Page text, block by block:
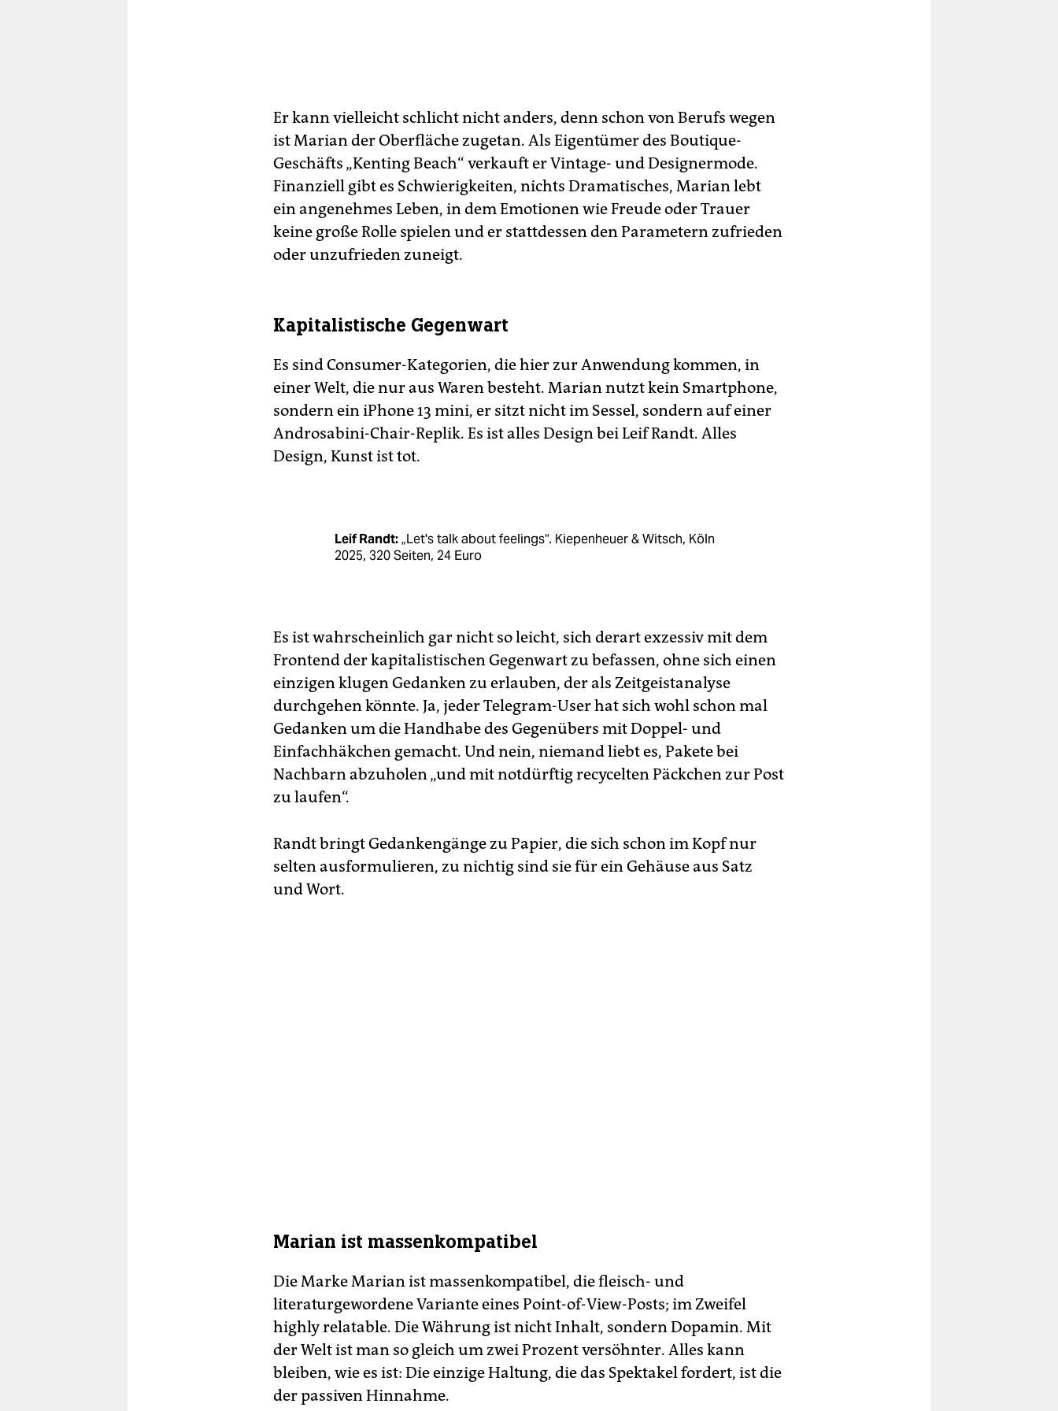
Er kann vielleicht schlicht nicht anders, denn schon von Berufs wegen
ist Marian der Oberfläche zugetan. Als Eigentümer des Boutique-
Geschäfts „Kenting Beach“ verkauft er Vintage- und Designermode.
Finanziell gibt es Schwierigkeiten, nichts Dramatisches, Marian lebt
ein angenehmes Leben, in dem Emotionen wie Freude oder Trauer
keine große Rolle spielen und er stattdessen den Parametern zufrieden
oder unzufrieden zuneigt.
Kapitalistische Gegenwart
Es sind Consumer-Kategorien, die hier zur Anwendung kommen, in
einer Welt, die nur aus Waren besteht. Marian nutzt kein Smartphone,
sondern ein iPhone 13 mini, er sitzt nicht im Sessel, sondern auf einer
Androsabini-Chair-Replik. Es ist alles Design bei Leif Randt. Alles
Design, Kunst ist tot.
Leif Randt:„Let's talk about feelings“. Kiepenheuer & Witsch, Köln
2025, 320 Seiten, 24 Euro
Es ist wahrscheinlich gar nicht so leicht, sich derart exzessiv mit dem
Frontend der kapitalistischen Gegenwart zu befassen, ohne sich einen
einzigen klugen Gedanken zu erlauben, der als Zeitgeistanalyse
durchgehen könnte. Ja, jeder Telegram-User hat sich wohl schon mal
Gedanken um die Handhabe des Gegenübers mit Doppel- und
Einfachhäkchen gemacht. Und nein, niemand liebt es, Pakete bei
Nachbarn abzuholen „und mit notdürftig recycelten Päckchen zur Post
zu laufen“.
Randt bringt Gedankengänge zu Papier, die sich schon im Kopf nur
selten ausformulieren, zu nichtig sind sie für ein Gehäuse aus Satz
und Wort.
Marian ist massenkompatibel
Die Marke Marian ist massenkompatibel, die fleisch- und
literaturgewordene Variante eines Point-of-View-Posts; im Zweifel
highly relatable. Die Währung ist nicht Inhalt, sondern Dopamin. Mit
der Welt ist man so gleich um zwei Prozent versöhnter. Alles kann
bleiben, wie es ist: Die einzige Haltung, die das Spektakel fordert, ist die
der passiven Hinnahme.